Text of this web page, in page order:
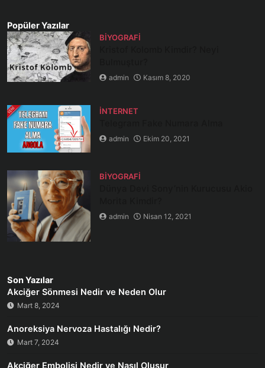
Popüler Yazılar
BIYOGRAFI
admin Kasım 8, 2020
İNTERNET
admin Ekim 20, 2021
BIYOGRAFI
admin Nisan 12, 2021
Son Yazılar
Akciğer Sönmesi Nedir ve Neden Olur
Mart 8, 2024
Anoreksiya Nervoza Hastalığı Nedir?
Mart 7, 2024
Akciğer Embolisi Nedir ve Nasıl Oluşur